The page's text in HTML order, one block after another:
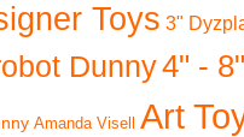
Toys 3"
Dunny4" -
Amanda Visell Art